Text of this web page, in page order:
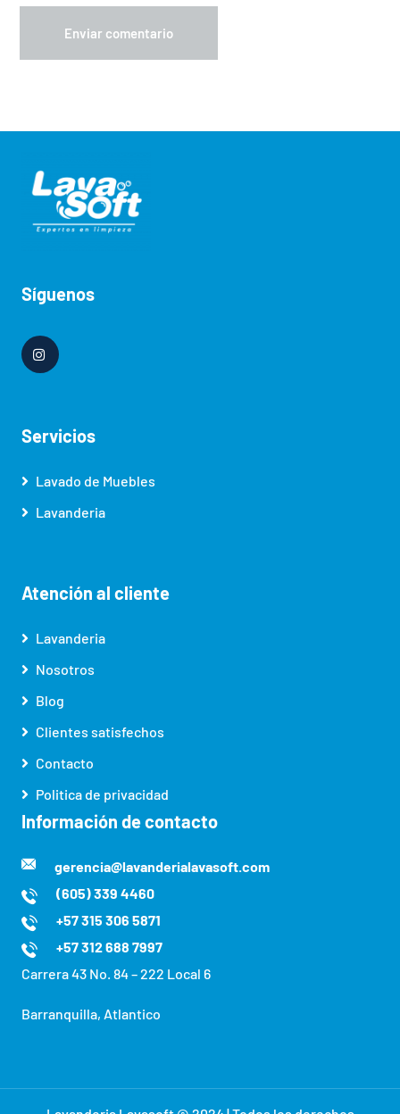
Síguenos
Servicios
Lavado de Muebles
Lavanderia
Atención al cliente
Lavanderia
Nosotros
Blog
Clientes satisfechos
Contacto
Politica de privacidad
Información de contacto
gerencia@lavanderialavasoft.com
(605) 339 4460
+57 315 306 5871
+57 312 688 7997
Carrera 43 No. 84 – 222 Local 6
Barranquilla, Atlantico